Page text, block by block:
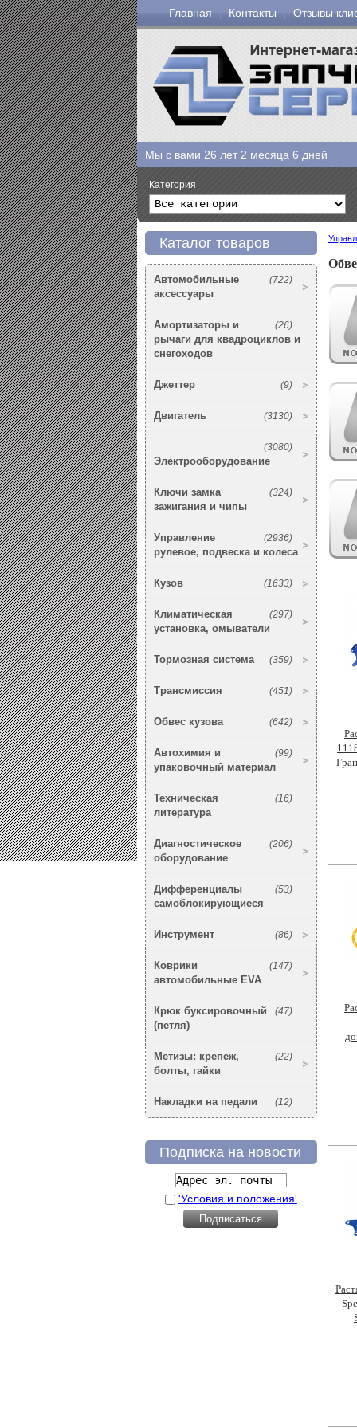
Главная Контакты Отзывы
Мы с вами 26 лет 2 месяца 6 дней
Категория
Каталог товаров
(722)
Автомобильные
аксессуары
(26)
Амортизаторы и
рычаги для квадроциклов и
снегоходов
(9)
Джеттер
(3130)
Двигатель
(3080)
Электрооборудование
(324)
Ключи замка
зажигания и чипы
(2936)
Управление
рулевое, подвеска и колеса
(1633)
Кузов
(297)
Климатическая
установка, омыватели
(359)
Тормозная система
(451)
Трансмиссия
(642)
Обвес кузова
(99)
Автохимия и
упаковочный материал
(16)
Техническая
литература
(206)
Диагностическое
оборудование
(53)
Дифференциалы
самоблокирующиеся
(86)
Инструмент
(147)
Коврики
автомобильные EVA
(47)
Крюк буксировочный
(петля)
(22)
Метизы: крепеж,
болты, гайки
(12)
Накладки на педали
Подписка на новости
'Условия и положения'